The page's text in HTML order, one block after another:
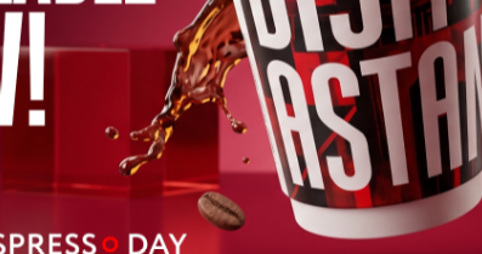
伙伴计划的文件